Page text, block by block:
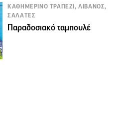
ΚΑΘΗΜΕΡΙΝΟ ΤΡΑΠΕΖΙ, ΛΙΒΑΝΟΣ,
ΣΑΛΑΤΕΣ
Παραδοσιακό ταμπουλέ